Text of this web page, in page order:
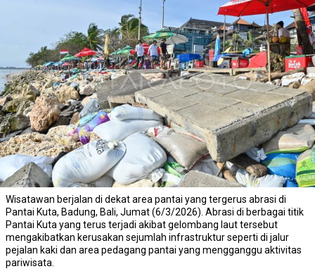
Wisatawan berjalan di dekat area pantai yang tergerus abrasi di
Pantai Kuta, Badung, Bali, Jumat (6/3/2026). Abrasi di berbagai titik
Pantai Kuta yang terus terjadi akibat gelombang laut tersebut
mengakibatkan kerusakan sejumlah infrastruktur seperti di jalur
pejalan kaki dan area pedagang pantai yang mengganggu aktivitas
pariwisata.